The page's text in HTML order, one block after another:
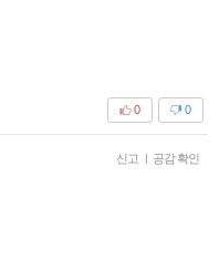
0
0
신고 | 공감 확인